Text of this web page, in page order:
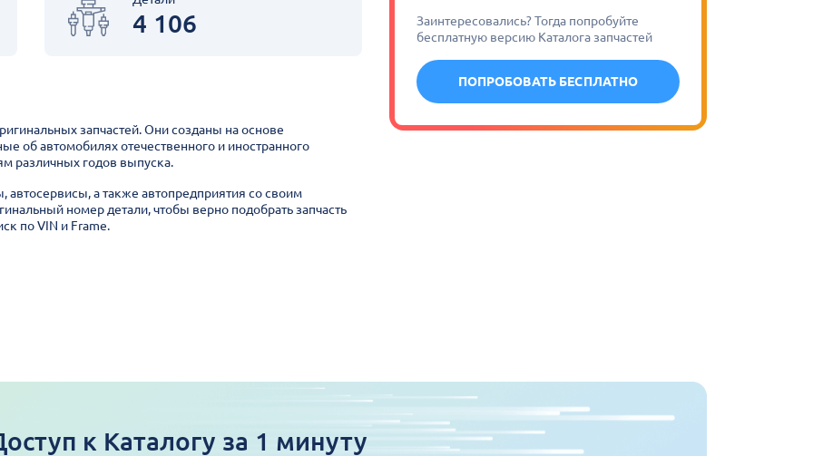
4 106
запчастей. Они созданы на основе
об автомобилях отечественного и иностранного
различных годов выпуска.
автосервисы, а также автопредприятия со своим
номер детали, чтобы верно подобрать запчасть
по VIN и Frame.
Заинтересовались? Тогда попробуйте
бесплатную версию Каталога запчастей
ПОПРОБОВАТЬ БЕСПЛАТНО
к Каталогу за 1 минуту